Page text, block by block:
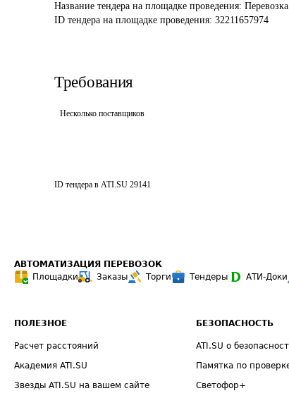
Название тендера на площадке проведения:
ID тендера на площадке проведения: 32211657974
Требования
Несколько поставщиков
ID тендера в ATI.SU 29141
АВТОМАТИЗАЦИЯ ПЕРЕВОЗОК
Площадки
Заказы Торги Тендеры АТИ-Доки
ПОЛЕЗНОЕ
Расчет расстояний
Академия ATI.SU
Звезды ATI.SU на вашем сайте
БЕЗОПАСНОСТЬ
ATI.SU о
Памятка по
Светофор+